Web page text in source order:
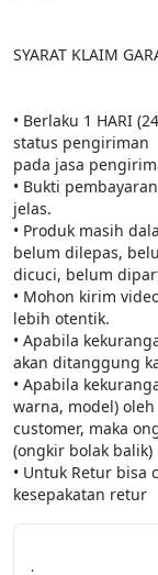
SYARAT KLAIM
• Berlaku 1 HARI
status pengiriman
pada jasa
• Bukti
jelas.
• Produk masih
belum dilepas,
dicuci, belum
• Mohon kirim
lebih otentik.
• Apabila
akan ditanggung
• Apabila
warna, model) oleh
customer, maka
(ongkir bolak balik)
• Untuk Retur
kesepakatan retur